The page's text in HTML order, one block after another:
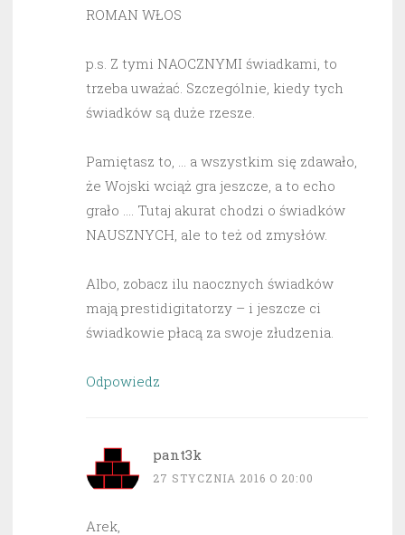
ROMAN WŁOS
p.s. Z tymi NAOCZNYMI świadkami, to
trzeba uważać. Szczególnie, kiedy tych
świadków są duże rzesze.
Pamiętasz to, … a wszystkim się zdawało,
że Wojski wciąż gra jeszcze, a to echo
grało …. Tutaj akurat chodzi o świadków
NAUSZNYCH, ale to też od zmysłów.
Albo, zobacz ilu naocznych świadków
mają prestidigitatorzy – i jeszcze ci
świadkowie płacą za swoje złudzenia.
Odpowiedz
pant3k
27 STYCZNIA 2016 O 20:00
Arek,